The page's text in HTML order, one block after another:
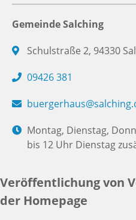
Gemeinde Salching
Schulstraße 2, 94330
09426 381
Montag, Dienstag,
bis 12 Uhr Dienstag
Veröffentlichung von
der Homepage